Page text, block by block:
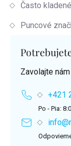
Často
Puncové
Zavolajte
+421
Po - Pia: